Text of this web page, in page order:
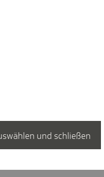
und schließen